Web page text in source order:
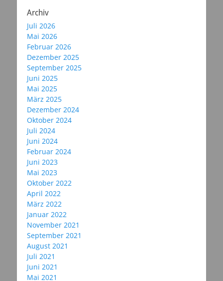
Archiv
Juli 2026
Mai 2026
Februar 2026
Dezember 2025
September 2025
Juni 2025
Mai 2025
März 2025
Dezember 2024
Oktober 2024
Juli 2024
Juni 2024
Februar 2024
Juni 2023
Mai 2023
Oktober 2022
April 2022
März 2022
Januar 2022
November 2021
September 2021
August 2021
Juli 2021
Juni 2021
Mai 2021